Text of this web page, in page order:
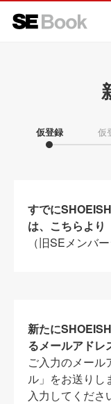
仮登録 仮
すでに
は、こちらより
（旧SEメンバ
新たに
るメールアドレ
ご入力のメール
ル」をお送りし
入力してくださ